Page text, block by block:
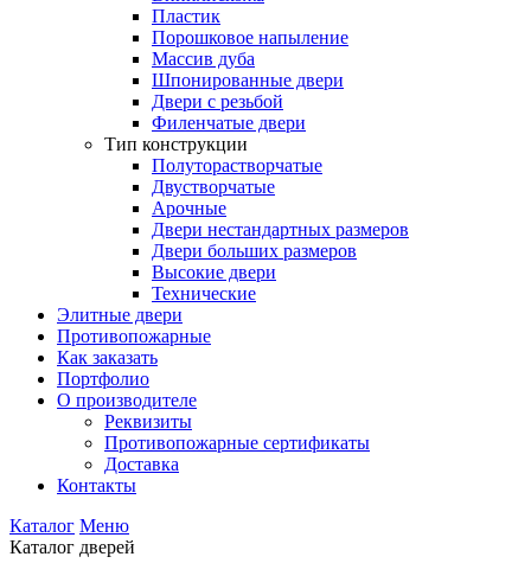
Пластик
Порошковое напыление
Массив дуба
Шпонированные двери
Двери с резьбой
Филенчатые двери
Тип конструкции
Полуторастворчатые
Двустворчатые
Арочные
Двери нестандартных размеров
Двери больших размеров
Высокие двери
Технические
Элитные двери
Противопожарные
Как заказать
Портфолио
О производителе
Реквизиты
Противопожарные сертификаты
Доставка
Контакты
Каталог Меню
Каталог дверей